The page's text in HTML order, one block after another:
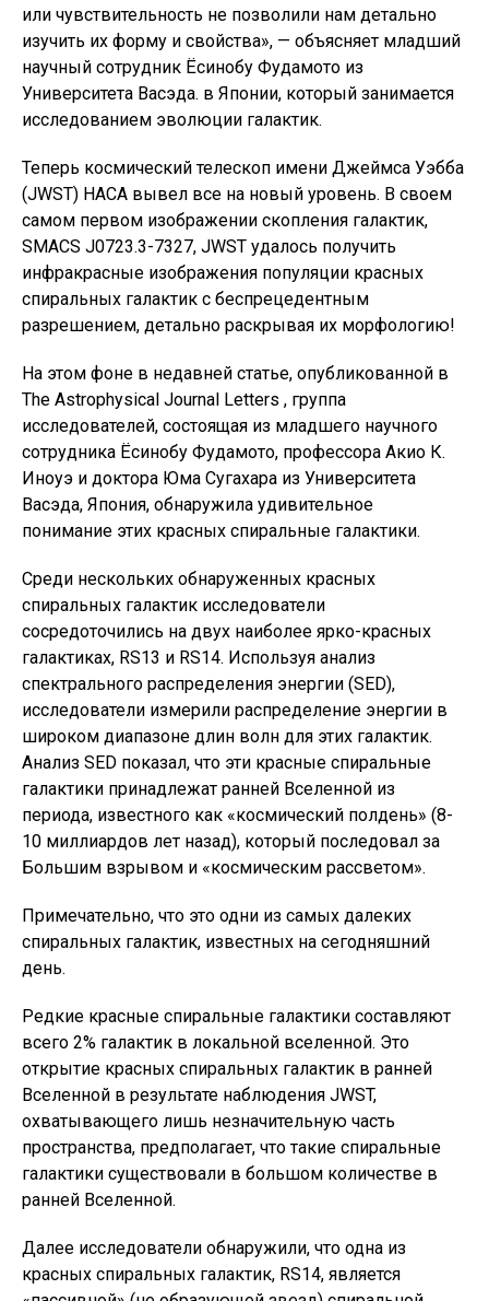
или чувствительность не позволили нам детально
изучить их форму и свойства», — объясняет младший
научный сотрудник Ёсинобу Фудамото из
Университета Васэда. в Японии, который занимается
исследованием эволюции галактик.
Теперь космический телескоп имени Джеймса Уэбба
(JWST) НАСА вывел все на новый уровень. В своем
самом первом изображении скопления галактик,
SMACS J0723.3-7327, JWST удалось получить
инфракрасные изображения популяции красных
спиральных галактик с беспрецедентным
разрешением, детально раскрывая их морфологию!
На этом фоне в недавней статье, опубликованной в
The Astrophysical Journal Letters , группа
исследователей, состоящая из младшего научного
сотрудника Ёсинобу Фудамото, профессора Акио К.
Иноуэ и доктора Юма Сугахара из Университета
Васэда, Япония, обнаружила удивительное
понимание этих красных спиральные галактики.
Среди нескольких обнаруженных красных
спиральных галактик исследователи
сосредоточились на двух наиболее ярко-красных
галактиках, RS13 и RS14. Используя анализ
спектрального распределения энергии (SED),
исследователи измерили распределение энергии в
широком диапазоне длин волн для этих галактик.
Анализ SED показал, что эти красные спиральные
галактики принадлежат ранней Вселенной из
периода, известного как «космический полдень» (8-
10 миллиардов лет назад), который последовал за
Большим взрывом и «космическим рассветом».
Примечательно, что это одни из самых далеких
спиральных галактик, известных на сегодняшний
день.
Редкие красные спиральные галактики составляют
всего 2% галактик в локальной вселенной. Это
открытие красных спиральных галактик в ранней
Вселенной в результате наблюдения JWST,
охватывающего лишь незначительную часть
пространства, предполагает, что такие спиральные
галактики существовали в большом количестве в
ранней Вселенной.
Далее исследователи обнаружили, что одна из
красных спиральных галактик, RS14, является